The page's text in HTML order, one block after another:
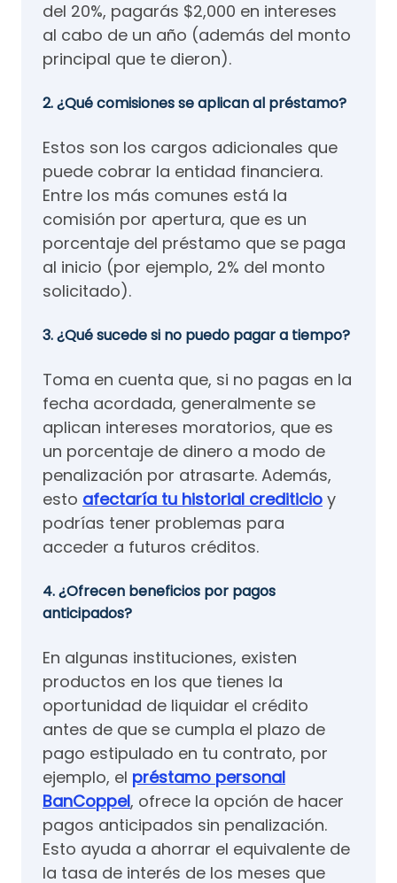
del 20%, pagarás $2,000 en intereses
al cabo de un año (además del monto
principal que te dieron).
2. ¿Qué comisiones se aplican al préstamo?
Estos son los cargos adicionales que
puede cobrar la entidad financiera.
Entre los más comunes está la
comisión por apertura, que es un
porcentaje del préstamo que se paga
al inicio (por ejemplo, 2% del monto
solicitado).
3. ¿Qué sucede si no puedo pagar a tiempo?
Toma en cuenta que, si no pagas en la
fecha acordada, generalmente se
aplican intereses moratorios, que es
un porcentaje de dinero a modo de
penalización por atrasarte. Además,
esto afectaría tu historial crediticio y
podrías tener problemas para
acceder a futuros créditos.
4. ¿Ofrecen beneficios por pagos
anticipados?
En algunas instituciones, existen
productos en los que tienes la
oportunidad de liquidar el crédito
antes de que se cumpla el plazo de
pago estipulado en tu contrato, por
ejemplo, el préstamo personal
BanCoppel, ofrece la opción de hacer
pagos anticipados sin penalización.
Esto ayuda a ahorrar el equivalente de
la tasa de interés de los meses que